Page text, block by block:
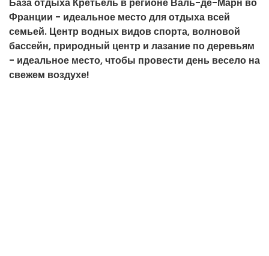
База отдыха Кретьель в регионе Валь-де-Марн во
Франции - идеальное место для отдыха всей
семьей. Центр водных видов спорта, волновой
бассейн, природный центр и лазание по деревьям
- идеальное место, чтобы провести день весело на
свежем воздухе!